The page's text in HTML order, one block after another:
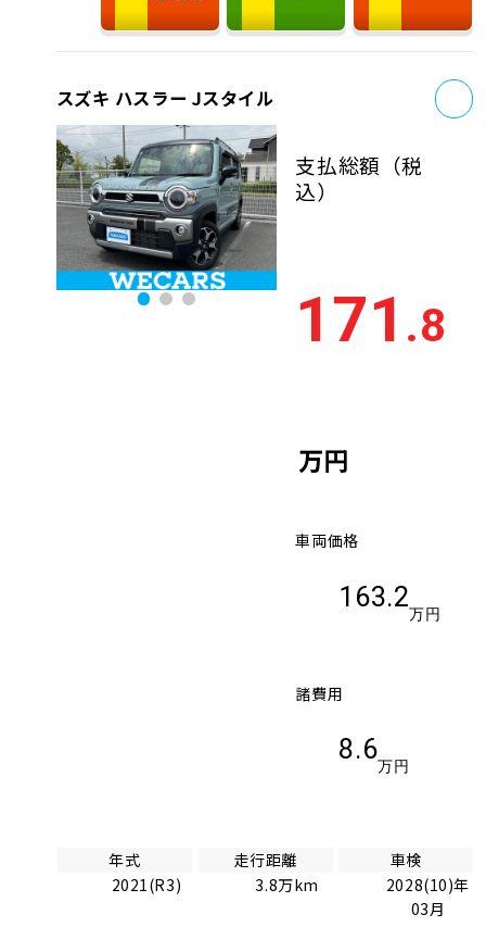
スズキ ハスラー Jスタイル
支払総額 （税
込）
171 .8
万円
車両価格
163.2
万円
諸費用
8.6
万円
年式
2021(R3)
走行距離
3.8万km
車検
2028(10)年
03月